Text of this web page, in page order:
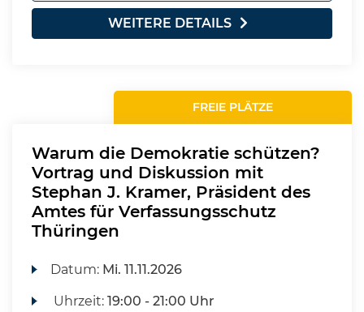
WEITERE DETAILS
FREIE PLÄTZE
Warum die Demokratie schützen?
Vortrag und Diskussion mit
Stephan J. Kramer, Präsident des
Amtes für Verfassungsschutz
Thüringen
Datum: Mi. 11.11.2026
Uhrzeit:19:00 - 21:00 Uhr